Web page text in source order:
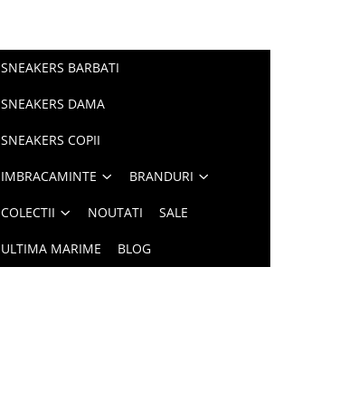
SNEAKERS BARBATI
SNEAKERS DAMA
SNEAKERS COPII
IMBRACAMINTE BRANDURI
COLECTII NOUTATI SALE
ULTIMA MARIME BLOG